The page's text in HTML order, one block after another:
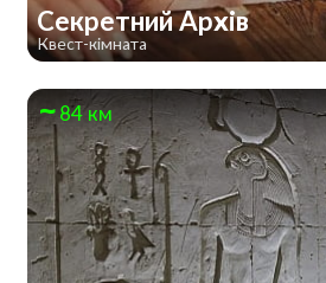
Секретний Архів
Квест-кімната
84 км